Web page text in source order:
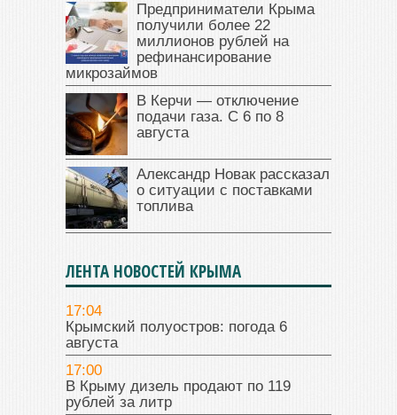
Предприниматели Крыма
получили более 22
миллионов рублей на
рефинансирование
микрозаймов
В Керчи — отключение
подачи газа. С 6 по 8
августа
Александр Новак рассказал
о ситуации с поставками
топлива
ЛЕНТА НОВОСТЕЙ КРЫМА
17:04
Крымский полуостров: погода 6
августа
17:00
В Крыму дизель продают по 119
рублей за литр